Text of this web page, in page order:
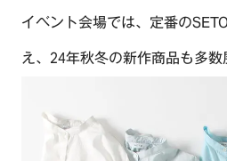
イベント会場では、定番の
え、24年秋冬の新作商品も多数
RECRUIT
CONTACT